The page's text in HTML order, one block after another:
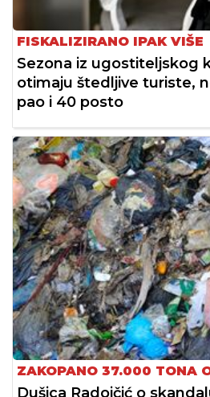
FISKALIZIRANO IPAK VIŠE
Sezona iz ugostiteljskog
otimaju štedljive turiste,
pao i 40 posto
ZAKOPANO 37.000 TONA
Dušica Radojčić o